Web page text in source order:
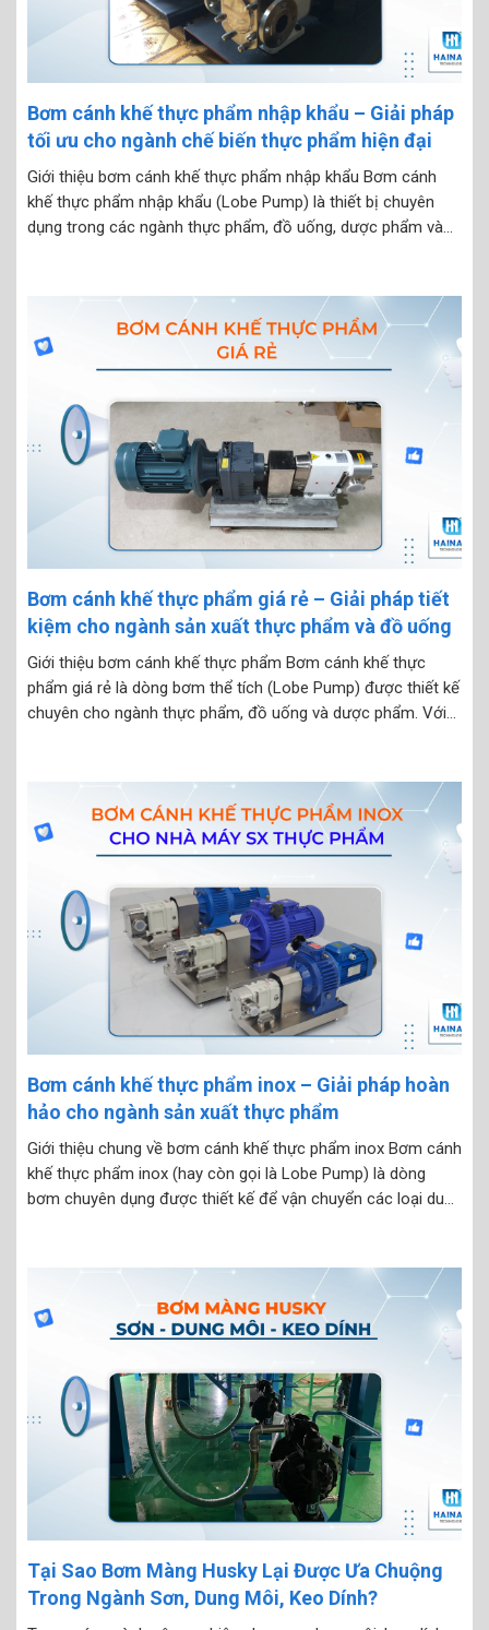
Bơm cánh khế thực phẩm nhập khẩu – Giải pháp
tối ưu cho ngành chế biến thực phẩm hiện đại
Giới thiệu bơm cánh khế thực phẩm nhập khẩu Bơm cánh
khế thực phẩm nhập khẩu (Lobe Pump) là thiết bị chuyên
dụng trong các ngành thực phẩm, đồ uống, dược phẩm và
Bơm cánh khế thực phẩm giá rẻ – Giải pháp tiết
kiệm cho ngành sản xuất thực phẩm và đồ uống
Giới thiệu bơm cánh khế thực phẩm Bơm cánh khế thực
phẩm giá rẻ là dòng bơm thể tích (Lobe Pump) được thiết kế
chuyên cho ngành thực phẩm, đồ uống và dược phẩm. Với
Bơm cánh khế thực phẩm inox – Giải pháp hoàn
hảo cho ngành sản xuất thực phẩm
Giới thiệu chung về bơm cánh khế thực phẩm inox Bơm cánh
khế thực phẩm inox (hay còn gọi là Lobe Pump) là dòng
bơm chuyên dụng được thiết kế để vận chuyển các loại dung
Tại Sao Bơm Màng Husky Lại Được Ưa Chuộng
Trong Ngành Sơn, Dung Môi, Keo Dính?